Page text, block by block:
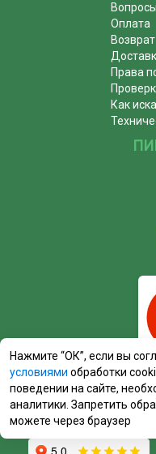
Оплата
Возврат
Права
Как
Нажмите “ОК”, если вы
условиями обработки
поведении на сайте,
аналитики. Запретить
можете через браузер